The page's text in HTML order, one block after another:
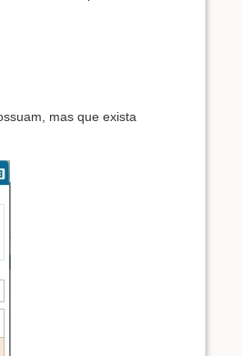
mas que exista